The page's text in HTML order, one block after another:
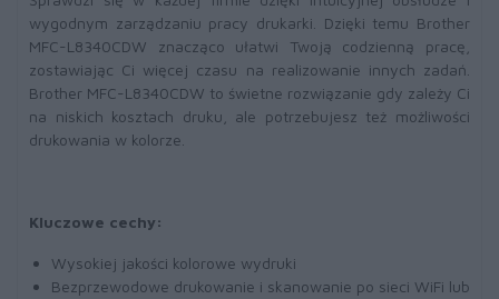
wygodnym zarządzaniu pracy drukarki. Dzięki temu Brother
MFC-L8340CDW znacząco ułatwi Twoją codzienną pracę,
zostawiając Ci więcej czasu na realizowanie innych zadań.
Brother MFC-L8340CDW to świetne rozwiązanie gdy zależy Ci
na niskich kosztach druku, ale potrzebujesz też możliwości
drukowania w kolorze.
Kluczowe cechy:
Wysokiej jakości kolorowe wydruki
Bezprzewodowe drukowanie i skanowanie po sieci WiFi lub